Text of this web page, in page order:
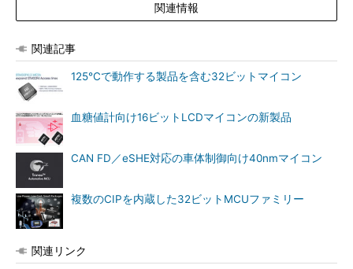
関連情報
関連記事
125℃で動作する製品を含む32ビットマイコン
血糖値計向け16ビットLCDマイコンの新製品
CAN FD／eSHE対応の車体制御向け40nmマイコン
複数のCIPを内蔵した32ビットMCUファミリー
関連リンク